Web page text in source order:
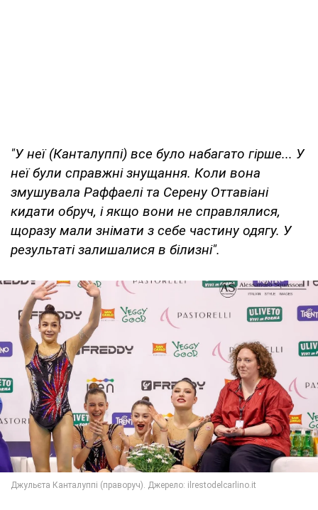
"У неї (Канталуппі) все було набагато гірше... У
неї були справжні знущання. Коли вона
змушувала Раффаелі та Серену Оттавіані
кидати обруч, і якщо вони не справлялися,
щоразу мали знімати з себе частину одягу. У
результаті залишалися в білизні".